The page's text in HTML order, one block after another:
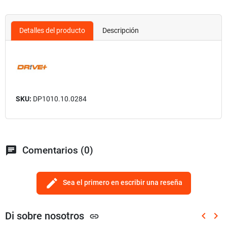
Detalles del producto Descripción
SKU: DP1010.10.0284
chat Comentarios (0)
edit Sea el primero en escribir una reseña
Di sobre nosotros link keyboard_arrow_left keyboard_arrow_right